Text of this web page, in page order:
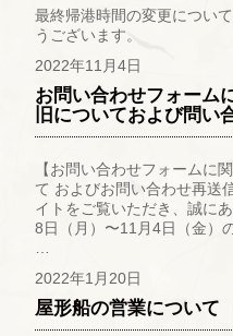
最終帰港時間の変更につい
うございます。
2022年11月4日
お問い合わせフォーム
旧についておよび問い
【お問い合わせフォームに
て およびお問い合わせ再送
イトをご覧いただき、誠に
8日（月）〜11月4日（金）
2022年1月20日
屋形船の営業について